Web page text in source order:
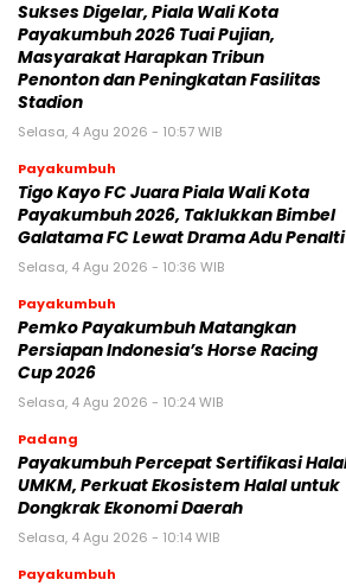
Sukses Digelar, Piala Wali Kota
Payakumbuh 2026 Tuai Pujian,
Masyarakat Harapkan Tribun
Penonton dan Peningkatan Fasilitas
Stadion
Selasa, 4 Agu 2026 - 10:57 WIB
Payakumbuh
Tigo Kayo FC Juara Piala Wali Kota
Payakumbuh 2026, Taklukkan Bimbel
Galatama FC Lewat Drama Adu Penalti
Selasa, 4 Agu 2026 - 10:36 WIB
Payakumbuh
Pemko Payakumbuh Matangkan
Persiapan Indonesia’s Horse Racing
Cup 2026
Selasa, 4 Agu 2026 - 10:24 WIB
Padang
Payakumbuh Percepat Sertifikasi
UMKM, Perkuat Ekosistem Halal untuk
Dongkrak Ekonomi Daerah
Selasa, 4 Agu 2026 - 10:14 WIB
Payakumbuh